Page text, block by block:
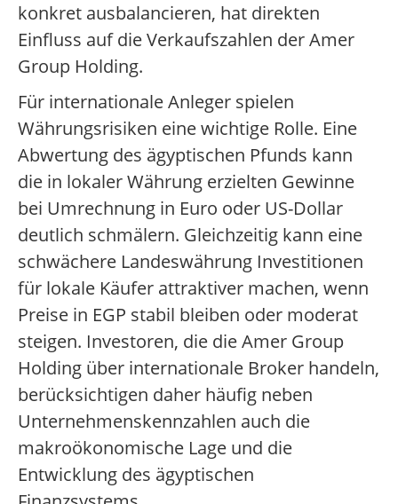
konkret ausbalancieren, hat direkten
Einfluss auf die Verkaufszahlen der Amer
Group Holding.
Für internationale Anleger spielen
Währungsrisiken eine wichtige Rolle. Eine
Abwertung des ägyptischen Pfunds kann
die in lokaler Währung erzielten Gewinne
bei Umrechnung in Euro oder US-Dollar
deutlich schmälern. Gleichzeitig kann eine
schwächere Landeswährung Investitionen
für lokale Käufer attraktiver machen, wenn
Preise in EGP stabil bleiben oder moderat
steigen. Investoren, die die Amer Group
Holding über internationale Broker handeln,
berücksichtigen daher häufig neben
Unternehmenskennzahlen auch die
makroökonomische Lage und die
Entwicklung des ägyptischen